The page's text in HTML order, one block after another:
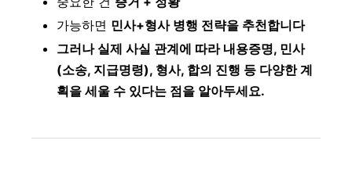
가능하면 민사+형사 병행 전략을 추천합니다
그러나 실제 사실 관계에 따라 내용증명, 민사
(소송, 지급명령), 형사, 합의 진행 등 다양한 계
획을 세울 수 있다는 점을 알아두세요.